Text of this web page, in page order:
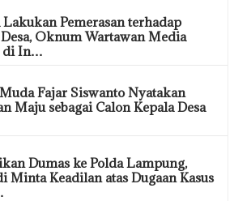
Lakukan Pemerasan terhadap
Oknum Wartawan Media
di In…
Fajar Siswanto Nyatakan
Maju sebagai Calon Kepala Desa
Dumas ke Polda Lampung,
Minta Keadilan atas Dugaan Kasus